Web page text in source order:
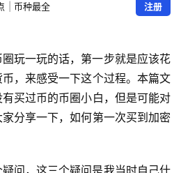
币种最全 注册
玩一玩的话，第一步就是应该花
，来感受一下这个过程。本篇文
买过币的币圈小白，但是可能对
分享一下，如何第一次买到加密
问，这三个疑问是我当时自己什